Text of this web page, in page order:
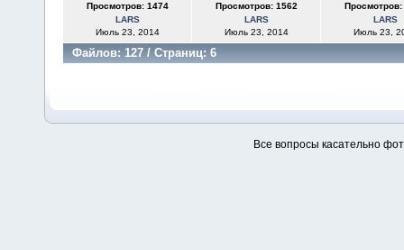
Просмотров: 1474
LARS
Июль 23, 2014
Просмотров: 1562
LARS
Июль 23, 2014
Просмотров:
LARS
Июль 23,
Файлов: 127 / Страниц: 6
Все вопросы касательно